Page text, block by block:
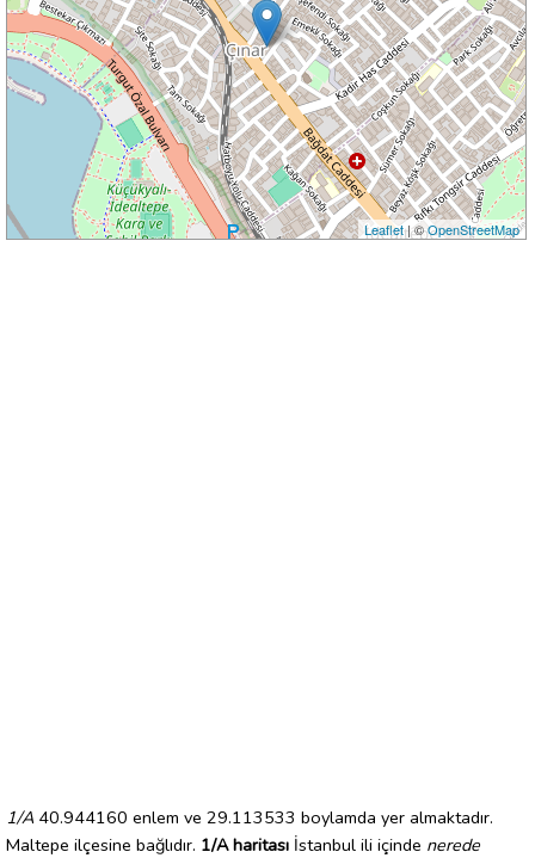
Leaflet| ©OpenStreetMap
1/A 40.944160 enlem ve 29.113533 boylamda yer almaktadır.
Maltepe ilçesine bağlıdır. 1/A haritası İstanbul ili içinde nerede